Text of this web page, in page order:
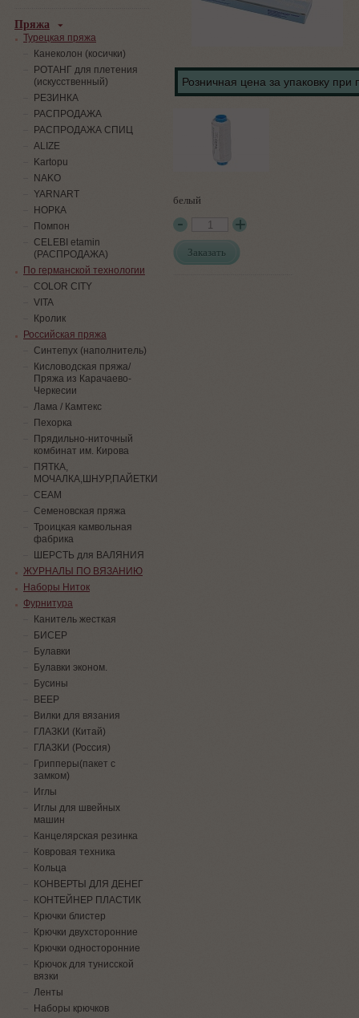
Розничная цена за упаковку при
белый
Заказать
Пряжа
Турецкая пряжа
Канеколон (косички)
РОТАНГ для плетения
(искусственный)
PЕЗИНКА
РАСПРОДАЖА
РАСПРОДАЖА СПИЦ
ALIZE
Kartopu
NAKO
YARNART
НОРКА
Помпон
СELEBI etamin
(РАСПРОДАЖА)
По германской технологии
COLOR CITY
VITA
Кролик
Российская пряжа
Синтепух (наполнитель)
Кисловодская пряжа/
Пряжа из Карачаево-
Черкесии
Лама / Камтекс
Пехорка
Прядильно-ниточный
комбинат им. Кирова
ПЯТКА,
МОЧАЛКА,ШНУР,ПАЙЕТКИ
СЕАМ
Семеновская пряжа
Троицкая камвольная
фабрика
ШЕРСТЬ для ВАЛЯНИЯ
ЖУРНАЛЫ ПО ВЯЗАНИЮ
Наборы Ниток
Фурнитура
Канитель жесткая
БИСЕР
Булавки
Булавки эконом.
Бусины
ВЕЕР
Вилки для вязания
ГЛАЗКИ (Китай)
ГЛАЗКИ (Россия)
Грипперы(пакет с
замком)
Иглы
Иглы для швейных
машин
Канцелярская резинка
Ковровая техника
Кольца
КОНВЕРТЫ ДЛЯ ДЕНЕГ
КОНТЕЙНЕР ПЛАСТИК
Крючки блистер
Крючки двухсторонние
Крючки односторонние
Крючок для тунисской
вязки
Ленты
Наборы крючков